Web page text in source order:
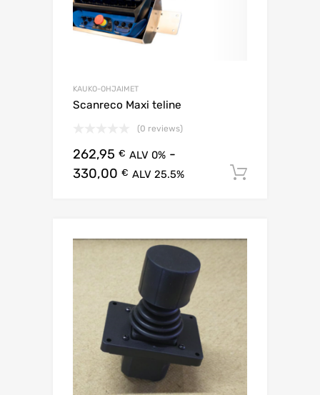
KAUKO-OHJAIMET
Scanreco Maxi teline
(0 reviews)
262,95 € ALV 0% -
330,00 € ALV 25.5%